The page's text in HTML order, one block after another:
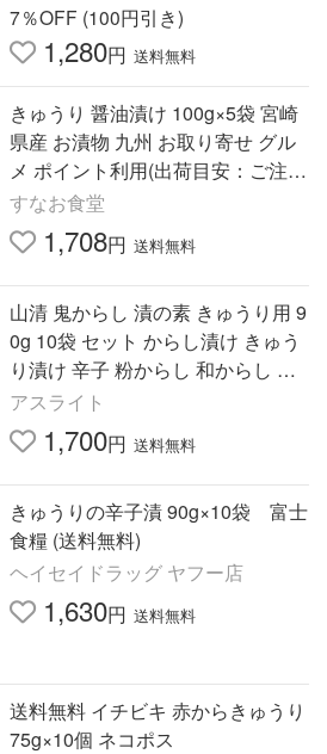
7％OFF (100円引き)
1,280円 送料無料
きゅうり 醤油漬け 100g×5袋 宮崎
県産 お漬物 九州 お取り寄せ グル
メ ポイント利用(出荷目安：ご注文
後3日〜5日後)
すなお食堂
1,708円 送料無料
山清 鬼からし 漬の素 きゅうり用 9
0g 10袋 セット からし漬け きゅう
り漬け 辛子 粉からし 和からし 粉
末 練り からし 激辛 漬物 漬け 常温
保存
アスライト
1,700円 送料無料
きゅうりの辛子漬 90g×10袋 富士
食糧 (送料無料)
ヘイセイドラッグ ヤフー店
1,630円 送料無料
送料無料 イチビキ 赤からきゅうり
75g×10個 ネコポス